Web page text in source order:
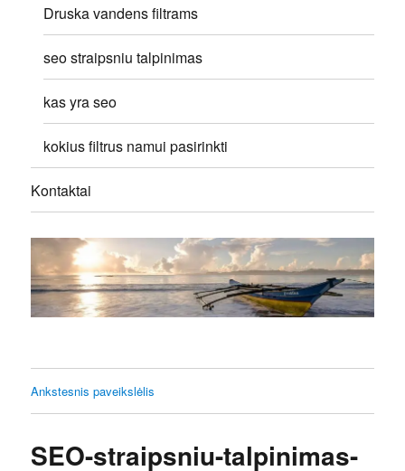
Druska vandens filtrams
seo straipsniu talpinimas
kas yra seo
kokius filtrus namui pasirinkti
Kontaktai
Ankstesnis paveikslėlis
SEO-straipsniu-talpinimas-